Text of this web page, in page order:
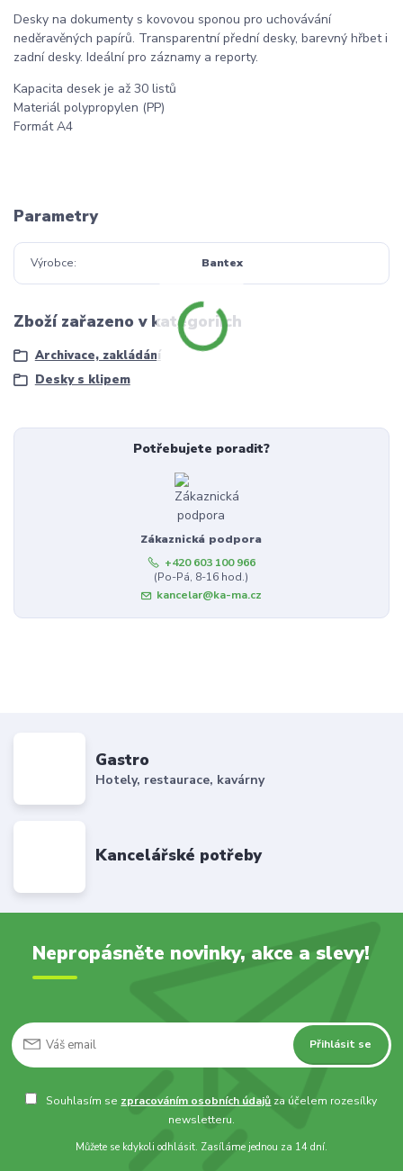
Desky na dokumenty s kovovou sponou pro uchovávání
neděravěných papírů. Transparentní přední desky, barevný hřbet i
zadní desky. Ideální pro záznamy a reporty.
Kapacita desek je až 30 listů
Materiál polypropylen (PP)
Formát A4
Parametry
Výrobce Bantex
Zboží zařazeno v kategoriích
Archivace, zakládání
Desky s klipem
Potřebujete poradit?
Zákaznická podpora
+420 603 100 966
(Po-Pá, 8-16 hod.)
kancelar@ka-ma.cz
Gastro
Hotely, restaurace, kavárny
Kancelářské potřeby
Nepropásněte novinky, akce a slevy!
Přihlásit se
Souhlasím se zpracováním osobních údajů za účelem rozesílky
newsletteru.
Můžete se kdykoli odhlásit. Zasíláme jednou za 14 dní.